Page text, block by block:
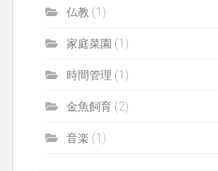
仏教 (1)
家庭菜園 (1)
時間管理 (1)
金魚飼育 (2)
音楽 (1)